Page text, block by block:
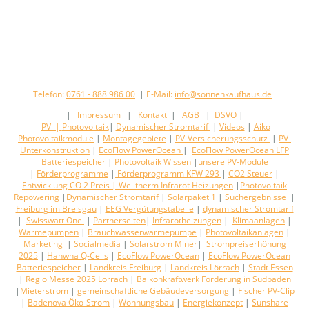
Telefon:0761 - 888 986 00 | E-Mail: info@sonnenkaufhaus.de
| Impressum| Kontakt| AGB | DSVO|
PV | Photovoltaik| Dynamischer Stromtarif | Videos | Aiko
Photovoltaikmodule | Montagegebiete | PV-Versicherungsschutz | PV-
Unterkonstruktion | EcoFlow PowerOcean | EcoFlow PowerOcean LFP
Batteriespeicher | Photovoltaik Wissen| unsere PV-Module
| Förderprogramme | Förderprogramm KFW 293 | CO2 Steuer |
Entwicklung CO 2 Preis | Welltherm Infrarot Heizungen | Photovoltaik
Repowering | Dynamischer Stromtarif| Solarpaket 1 | Suchergebnisse |
Freiburg im Breisgau| EEG Vergütungstabelle | dynamischer Stromtarif
| Swisswatt One | Partnerseiten| Infrarotheizungen | Klimaanlagen |
Wärmepumpen | Brauchwasserwärmepumpe | Photovoltaikanlagen |
Marketing| Socialmedia | Solarstrom Miner| Strompreiserhöhung
2025 | Hanwha Q-Cells | EcoFlow PowerOcean | EcoFlow PowerOcean
Batteriespeicher| Landkreis Freiburg| Landkreis Lörrach| Stadt Essen
| Regio Messe 2025 Lörrach| Balkonkraftwerk Förderung in Südbaden
| Mieterstrom| gemeinschaftliche Gebäudeversorgung| Fischer PV-Clip
| Badenova Öko-Strom | Wohnungsbau | Energiekonzept | Sunshare